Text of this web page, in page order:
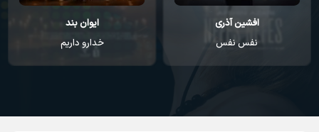
افشین آذری
نفس نفس
ایوان بند
خدارو داریم